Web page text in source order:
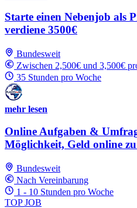
Starte einen Nebenjob als
verdiene 3500€
Bundesweit
Zwischen 2,500€ und 3,500€
35 Stunden pro Woche
mehr lesen
Online Aufgaben &
Möglichkeit, Geld online
Bundesweit
Nach Vereinbarung
1 - 10 Stunden pro Woche
TOP JOB